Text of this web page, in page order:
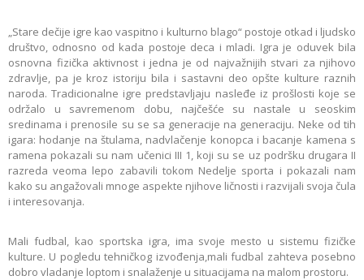
„Stare dečije igre kao vaspitno i kulturno blago“ postoje otkad i ljudsko
društvo, odnosno od kada postoje deca i mladi. Igra je oduvek bila
osnovna fizička aktivnost i jedna je od najvažnijih stvari za njihovo
zdravlje, pa je kroz istoriju bila i sastavni deo opšte kulture raznih
naroda. Tradicionalne igre predstavljaju nasleđe iz prošlosti koje se
održalo u savremenom dobu, najčešće su nastale u seoskim
sredinama i prenosile su se sa generacije na generaciju. Neke od tih
igara: hodanje na štulama, nadvlačenje konopca i bacanje kamena s
ramena pokazali su nam učenici III 1, koji su se uz podršku drugara II
razreda veoma lepo zabavili tokom Nedelje sporta i pokazali nam
kako su angažovali mnoge aspekte njihove ličnosti i razvijali svoja čula
i interesovanja.
Mali fudbal, kao sportska igra, ima svoje mesto u sistemu fizičke
kulture. U pogledu tehničkog izvođenja,mali fudbal zahteva posebno
dobro vladanje loptom i snalaženje u situacijama na malom prostoru.